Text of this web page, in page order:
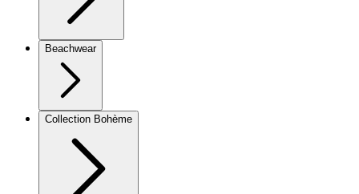
Beachwear
Collection Bohème